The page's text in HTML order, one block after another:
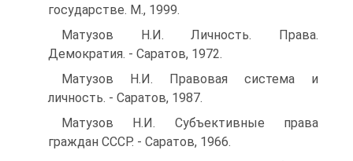
государстве. М., 1999.
Матузов Н.И. Личность. Права.
Демократия. - Саратов, 1972.
Матузов Н.И. Правовая система и
личность. - Саратов, 1987.
Матузов Н.И. Субъективные права
граждан СССР. - Саратов, 1966.